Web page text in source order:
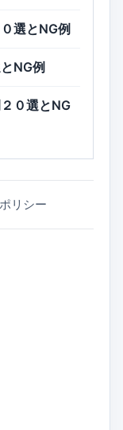
選とNG例
NG例
０選とNG
リシー